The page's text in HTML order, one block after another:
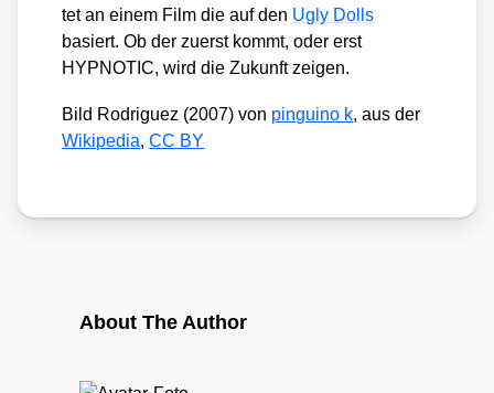
tet an einem Film die auf den Ugly Dolls
basiert. Ob der zuerst kommt, oder erst
HYPNOTIC, wird die Zukunft zei­gen.
Bild Rodri­guez (2007) von pin­gu­i­no k, aus der
Wiki­pe­dia,CC BY
About The Author